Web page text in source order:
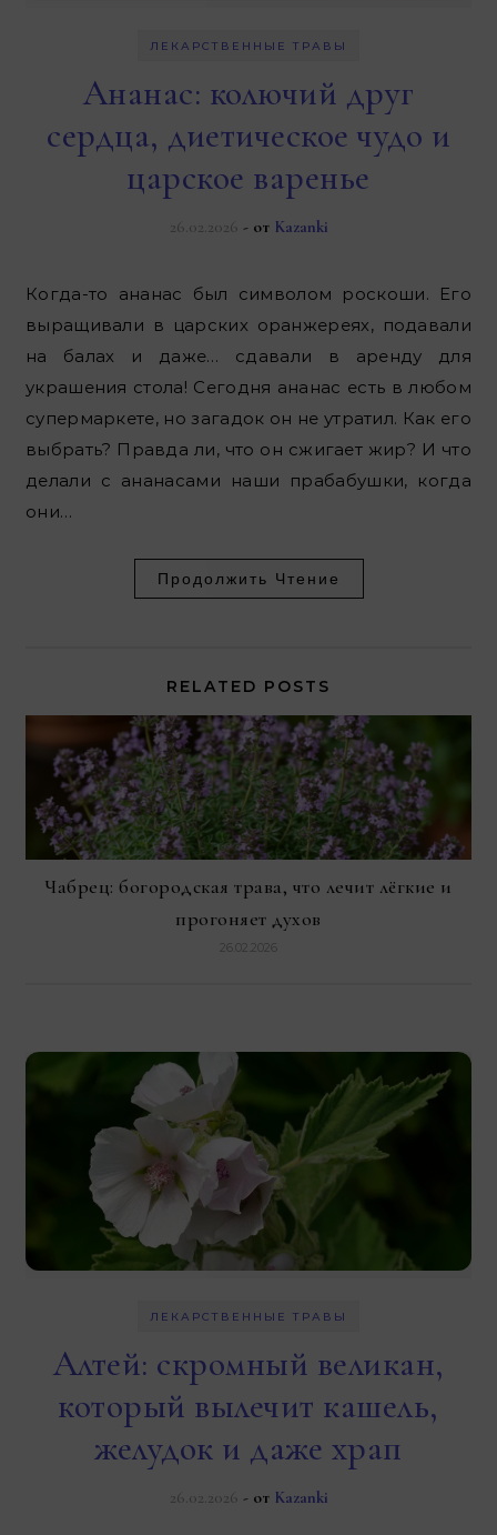
ЛЕКАРСТВЕННЫЕ ТРАВЫ
Ананас: колючий друг
сердца, диетическое чудо и
царское варенье
26.02.2026 - от Kazanki
Когда-то ананас был символом роскоши. Его
выращивали в царских оранжереях, подавали
на балах и даже… сдавали в аренду для
украшения стола! Сегодня ананас есть в любом
супермаркете, но загадок он не утратил. Как его
выбрать? Правда ли, что он сжигает жир? И что
делали с ананасами наши прабабушки, когда
они…
Продолжить Чтение
RELATED POSTS
Чабрец: богородская трава, что лечит лёгкие и
прогоняет духов
26.02.2026
ЛЕКАРСТВЕННЫЕ ТРАВЫ
Алтей: скромный великан,
который вылечит кашель,
желудок и даже храп
26.02.2026 - от Kazanki